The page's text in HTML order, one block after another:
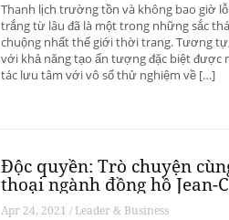
Thanh lịch trường tồn và không bao giờ
trắng từ lâu đã là một trong những sắc
chuộng nhất thế giới thời trang. Tương
với khả năng tạo ấn tượng đặc biệt được
tác lưu tâm với vô số thử nghiệm về […]
Độc quyền: Trò chuyện
thoại ngành đồng hồ Jean-
Biver
Apr 24, 2021 / Leader & Business